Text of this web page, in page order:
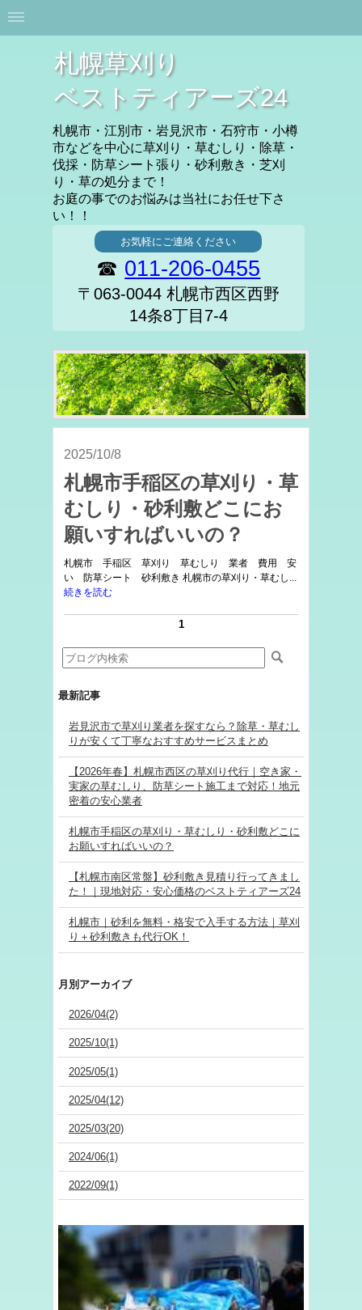
札幌草刈り
ベストティアーズ24
札幌市・江別市・岩見沢市・石狩市・小樽
市などを中心に草刈り・草むしり・除草・
伐採・防草シート張り・砂利敷き・芝刈
り・草の処分まで！
お庭の事でのお悩みは当社にお任せ下さ
い！！
お気軽にご連絡ください
☎ 011-206-0455
〒063-0044 札幌市西区西野
14条8丁目7-4
2025/10/8
札幌市手稲区の草刈り・草
むしり・砂利敷どこにお
願いすればいいの？
札幌市 手稲区 草刈り 草むしり 業者 費用 安
い 防草シート 砂利敷き 札幌市の草刈り・草むし...
続きを読む
1
最新記事
岩見沢市で草刈り業者を探すなら？除草・草むし
りが安くて丁寧なおすすめサービスまとめ
【2026年春】札幌市西区の草刈り代行｜空き家・
実家の草むしり、防草シート施工まで対応！地元
密着の安心業者
札幌市手稲区の草刈り・草むしり・砂利敷どこに
お願いすればいいの？
【札幌市南区常盤】砂利敷き見積り行ってきまし
た！｜現地対応・安心価格のベストティアーズ24
札幌市｜砂利を無料・格安で入手する方法｜草刈
り＋砂利敷きも代行OK！
月別アーカイブ
2026/04(2)
2025/10(1)
2025/05(1)
2025/04(12)
2025/03(20)
2024/06(1)
2022/09(1)